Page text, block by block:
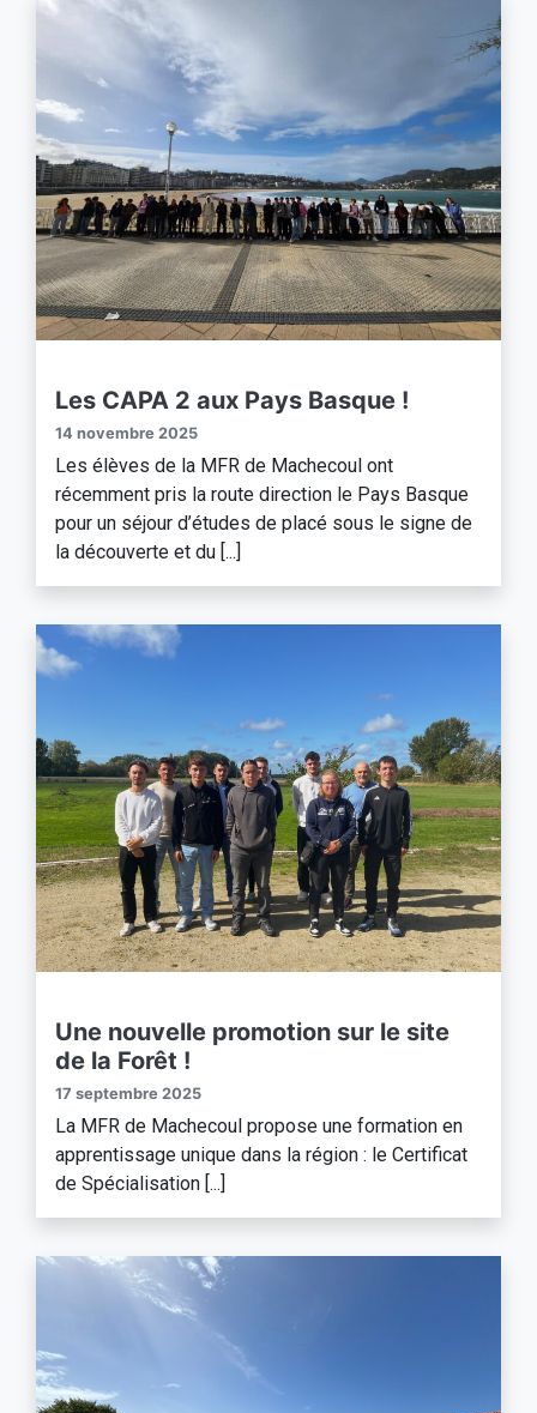
Les CAPA 2 aux Pays Basque !
14 novembre 2025
Les élèves de la MFR de Machecoul ont
récemment pris la route direction le Pays Basque
pour un séjour d’études de placé sous le signe de
la découverte et du [...]
Une nouvelle promotion sur le site
de la Forêt !
17 septembre 2025
La MFR de Machecoul propose une formation en
apprentissage unique dans la région : le Certificat
de Spécialisation [...]